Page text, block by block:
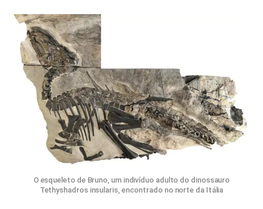
O esqueleto de Bruno, um indivíduo adulto do dinossauro
Tethyshadros insularis, encontrado no norte da Itália